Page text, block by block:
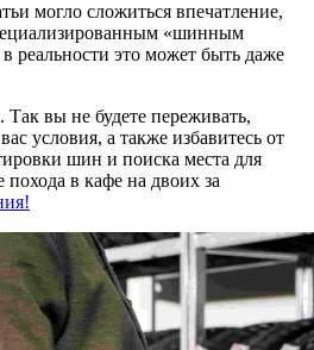
могло сложиться впечатление,
«шинным
реальности это может быть даже
Так вы не будете переживать,
условия, а также избавитесь от
шин и поиска места для
в кафе на двоих за